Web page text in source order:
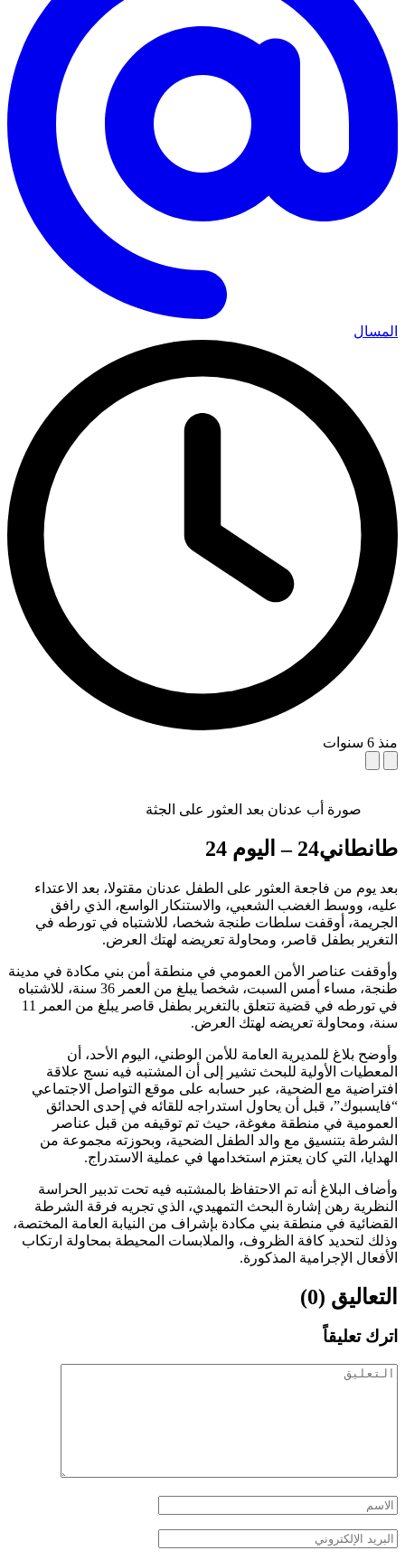
المسال
منذ 6 سنوات
صورة أب عدنان بعد العثور على الجثة
طانطاني24 – اليوم 24
بعد يوم من فاجعة العثور على الطفل عدنان مقتولا، بعد الاعتداء
عليه، ووسط الغضب الشعبي، والاستنكار الواسع، الذي رافق
الجريمة، أوقفت سلطات طنجة شخصا، للاشتباه في تورطه في
التغرير بطفل قاصر، ومحاولة تعريضه لهتك العرض.
وأوقفت عناصر الأمن العمومي في منطقة أمن بني مكادة في مدينة
طنجة، مساء أمس السبت، شخصا يبلغ من العمر 36 سنة، للاشتباه
في تورطه في قضية تتعلق بالتغرير بطفل قاصر يبلغ من العمر 11
سنة، ومحاولة تعريضه لهتك العرض.
وأوضح بلاغ للمديرية العامة للأمن الوطني، اليوم الأحد، أن
المعطيات الأولية للبحث تشير إلى أن المشتبه فيه نسج علاقة
افتراضية مع الضحية، عبر حسابه على موقع التواصل الاجتماعي
“فايسبوك”، قبل أن يحاول استدراجه للقائه في إحدى الحدائق
العمومية في منطقة مغوغة، حيث تم توقيفه من قبل عناصر
الشرطة بتنسيق مع والد الطفل الضحية، وبحوزته مجموعة من
الهدايا، التي كان يعتزم استخدامها في عملية الاستدراج.
وأضاف البلاغ أنه تم الاحتفاظ بالمشتبه فيه تحت تدبير الحراسة
النظرية رهن إشارة البحث التمهيدي، الذي تجريه فرقة الشرطة
القضائية في منطقة بني مكادة بإشراف من النيابة العامة المختصة،
وذلك لتحديد كافة الظروف، والملابسات المحيطة بمحاولة ارتكاب
الأفعال الإجرامية المذكورة.
التعاليق (0)
اترك تعليقاً